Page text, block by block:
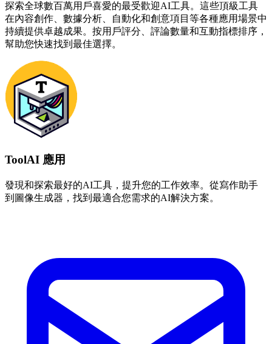
探索全球數百萬用戶喜愛的最受歡迎AI工具。這些頂級工具
在內容創作、數據分析、自動化和創意項目等各種應用場景中
持續提供卓越成果。按用戶評分、評論數量和互動指標排序，
幫助您快速找到最佳選擇。
ToolAI 應用
發現和探索最好的AI工具，提升您的工作效率。從寫作助手
到圖像生成器，找到最適合您需求的AI解決方案。